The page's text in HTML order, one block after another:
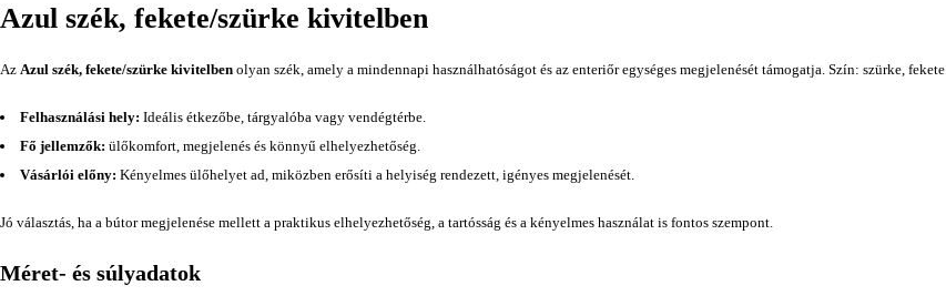
Azul szék, fekete/szürke kivitelben
Az Azul szék, fekete/szürke kivitelben olyan szék, amely a mindennapi használhatóságot és az enteriőr egységes megjelenését támogatja. Szín: szürke, fekete.
Felhasználási hely: Ideális étkezőbe, tárgyalóba vagy vendégtérbe.
Fő jellemzők: ülőkomfort, megjelenés és könnyű elhelyezhetőség.
Vásárlói előny: Kényelmes ülőhelyet ad, miközben erősíti a helyiség rendezett, igényes megjelenését.
Jó választás, ha a bútor megjelenése mellett a praktikus elhelyezhetőség, a tartósság és a kényelmes használat is fontos szempont.
Méret- és súlyadatok